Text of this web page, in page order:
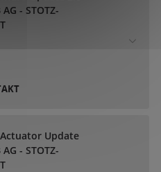
- STOTZ-
Actuator Update
- STOTZ-